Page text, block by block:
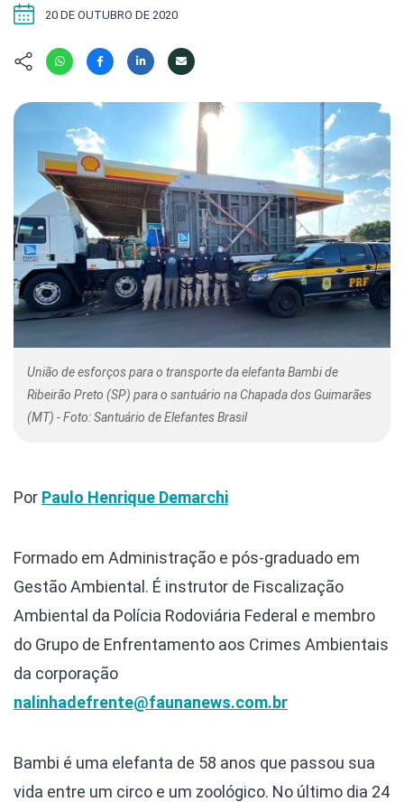
Kit
Photo
Políticas
Saúde,
Segunda
Túnel do
Universo
Missão
Cursos
20 DE OUTUBRO DE 2020
União de esforços para o transporte da elefanta Bambi de
Ribeirão Preto (SP) para o santuário na Chapada dos Guimarães
(MT) - Foto: Santuário de Elefantes Brasil
Por Paulo Henrique Demarchi
Formado em Administração e pós-graduado em
Gestão Ambiental. É instrutor de Fiscalização
Ambiental da Polícia Rodoviária Federal e membro
do Grupo de Enfrentamento aos Crimes Ambientais
da corporação
nalinhadefrente@faunanews.com.br
Bambi é uma elefanta de 58 anos que passou sua
vida entre um circo e um zoológico. No último dia 24